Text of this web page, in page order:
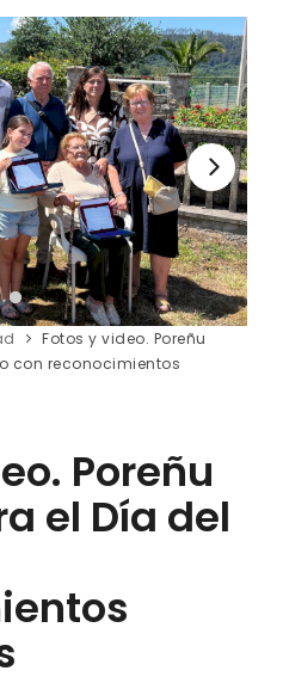
Fotos y video. Poreñu
con reconocimientos
Poreñu
el Día del